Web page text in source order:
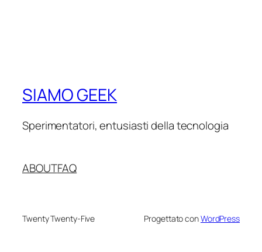
SIAMO GEEK
Sperimentatori, entusiasti della tecnologia
ABOUTFAQ
Twenty Twenty-Five Progettato conWordPress